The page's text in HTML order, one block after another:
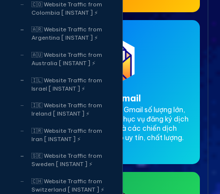
🇨🇴 Website Traffic from
Colombia [ INSTANT ] ⚡
🇦🇷 Website Traffic from
Argentina [ INSTANT ] ⚡
🇦🇺 Website Traffic from
Australia [ INSTANT ] ⚡
🇮🇱 Website Traffic from
Israel [ INSTANT ] ⚡
🇮🇪 Website Traffic from
Ireland [ INSTANT ] ⚡
🇮🇷 Website Traffic from
Iran [ INSTANT ] ⚡
🇸🇪 Website Traffic from
Sweden [ INSTANT ] ⚡
🇨🇭 Website Traffic from
Switzerland [ INSTANT ] ⚡
3. Thuê Gmail
Dịch vụ cho thuê tài khoản Gmail số lượng lớn,
Gmail cổ, có độ trust cao. Phục vụ đăng ký dịch
vụ, xác minh tài khoản và các chiến dịch
marketing online. Đảm bảo uy tín, chất lượng.